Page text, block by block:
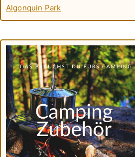
Algonquin Park